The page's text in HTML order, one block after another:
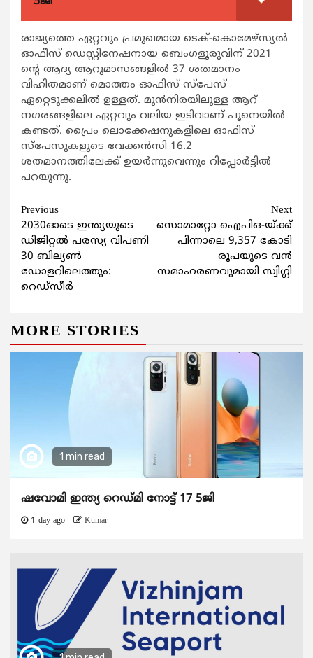
രാജ്യത്തെ ഏറ്റവും പ്രമുഖമായ ടെക്-കൊമേഴ്സ്യല്‍
ഓഫീസ് ഡെസ്റ്റിനേഷനായ ബെംഗളൂരുവിന് 2021
ന്‍റെ ആദ്യ ആറുമാസങ്ങളില്‍ 37 ശതമാനം
വിഹിതമാണ് മൊത്തം ഓഫിസ് സ്പേസ്
ഏറ്റെടുക്കലില്‍ ഉള്ളത്. മുന്‍നിരയിലുള്ള ആറ്
നഗരങ്ങളിലെ ഏറ്റവും വലിയ ഇടിവാണ് പൂനെയില്‍
കണ്ടത്. പ്രൈം ലൊക്കേഷനുകളിലെ ഓഫിസ്
സ്പേസുകളുടെ വേക്കന്‍സി 16.2
ശതമാനത്തിലേക്ക് ഉയര്‍ന്നുവെന്നും റിപ്പോര്‍ട്ടില്‍
പറയുന്നു.
Continue
Reading
Previous
2030ഓടെ ഇന്ത്യയുടെ
ഡിജിറ്റല്‍ പരസ്യ വിപണി
30 ബില്യണ്‍
ഡോളറിലെത്തും:
റെഡ്സീര്‍
Next
സൊമാറ്റോ ഐപിഒ-യ്ക്ക്
പിന്നാലെ 9,357 കോടി
രൂപയുടെ വന്‍
സമാഹരണവുമായി സ്വിഗ്ഗി
MORE STORIES
1 min read
ഷവോമി ഇന്ത്യ റെഡ്മി നോട്ട് 17 5ജി
1 day ago Kumar